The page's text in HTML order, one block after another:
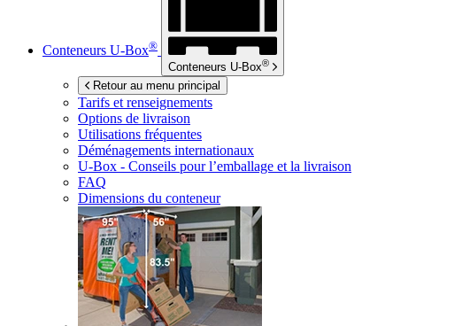
Conteneurs U-Box®
Conteneurs U-Box®
Retour au menu principal
Tarifs et renseignements
Options de livraison
Utilisations fréquentes
Déménagements internationaux
U-Box - Conseils pour l’emballage et la livraison
FAQ
Dimensions du conteneur